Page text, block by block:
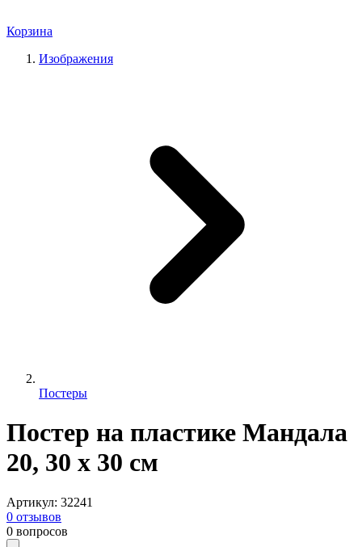
Корзина
Изображения
Постеры
Постер на пластике Мандала
20, 30 x 30 см
Артикул: 32241
0 отзывов
0 вопросов